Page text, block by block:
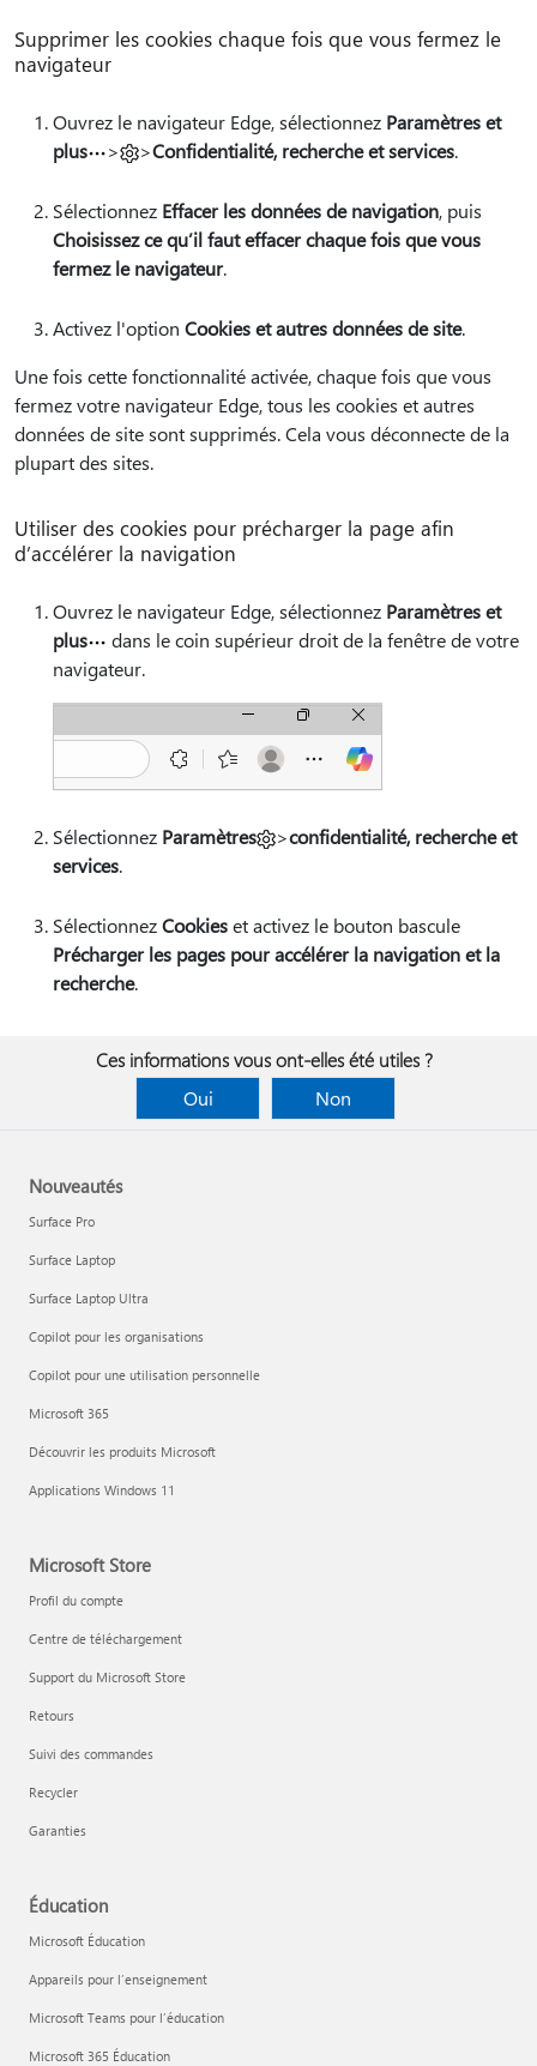
Supprimer les cookies chaque fois que vous fermez le
navigateur
Ouvrez le navigateur Edge, sélectionnez Paramètres et
plus
> >Confidentialité, recherche et services.
Sélectionnez Effacer les données de navigation, puis
Choisissez ce qu’il faut effacer chaque fois que vous
fermez le navigateur.
Activez l'option Cookies et autres données de site.
Une fois cette fonctionnalité activée, chaque fois que vous
fermez votre navigateur Edge, tous les cookies et autres
données de site sont supprimés. Cela vous déconnecte de la
plupart des sites.
Utiliser des cookies pour précharger la page afin
d’accélérer la navigation
Ouvrez le navigateur Edge, sélectionnez Paramètres et
plus
dans le coin supérieur droit de la fenêtre de votre
navigateur.
Sélectionnez Paramètres >confidentialité, recherche et
services.
SélectionnezCookieset activez le bouton bascule
Précharger les pages pour accélérer la navigation et la
recherche.
Ces informations vous ont-elles été utiles ?
Oui
Non
Nouveautés
Surface Pro
Surface Laptop
Surface Laptop Ultra
Copilot pour les organisations
Copilot pour une utilisation personnelle
Microsoft 365
Découvrir les produits Microsoft
Applications Windows 11
Microsoft Store
Profil du compte
Centre de téléchargement
Support du Microsoft Store
Retours
Suivi des commandes
Recycler
Garanties
Éducation
Microsoft Éducation
Appareils pour l’enseignement
Microsoft Teams pour l’éducation
Microsoft 365 Éducation